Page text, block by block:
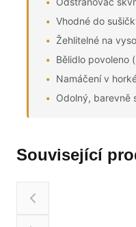
Vhodné do
Žehlitelné na
Bělidlo povoleno
Namáčení v
Odolný, barevně
Související